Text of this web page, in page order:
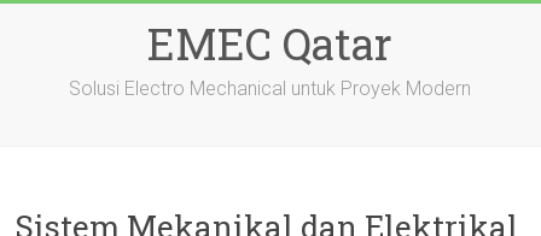
EMEC Qatar
Solusi Electro Mechanical untuk Proyek Modern
Sistem Mekanikal dan Elektrikal